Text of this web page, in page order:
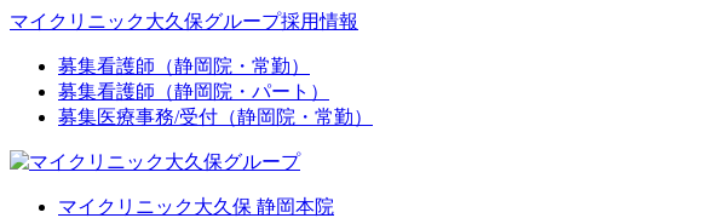
マイクリニック大久保グループ採用情報
募集看護師（静岡院・常勤）
募集看護師（静岡院・パート）
募集医療事務/受付（静岡院・常勤）
マイクリニック大久保 静岡本院